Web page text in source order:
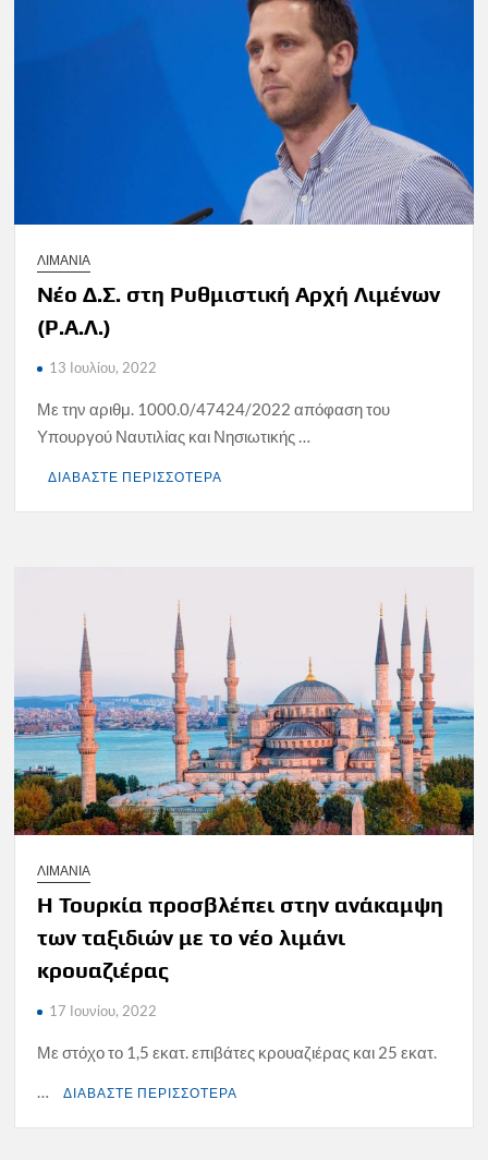
ΛΙΜΑΝΙΑ
Νέο Δ.Σ. στη Ρυθμιστική Αρχή Λιμένων
(Ρ.Α.Λ.)
13 Ιουλίου, 2022
Με την αριθμ. 1000.0/47424/2022 απόφαση του
Υπουργού Ναυτιλίας και Νησιωτικής …
ΔΙΑΒΑΣΤΕ ΠΕΡΙΣΣΟΤΕΡΑ
ΛΙΜΑΝΙΑ
Η Τουρκία προσβλέπει στην ανάκαμψη
των ταξιδιών με το νέο λιμάνι
κρουαζιέρας
17 Ιουνίου, 2022
Με στόχο το 1,5 εκατ. επιβάτες κρουαζιέρας και 25 εκατ.
…
ΔΙΑΒΑΣΤΕ ΠΕΡΙΣΣΟΤΕΡΑ